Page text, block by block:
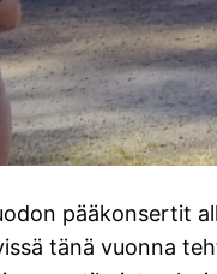
pääkonsertit
tänä vuonna